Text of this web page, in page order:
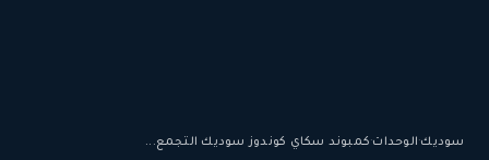
سوديك·الوحدات·كمبوند سكاي كوندوز سوديك التجمع...